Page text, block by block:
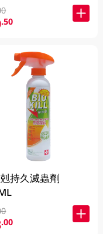
.50
持久滅蟲劑
.00